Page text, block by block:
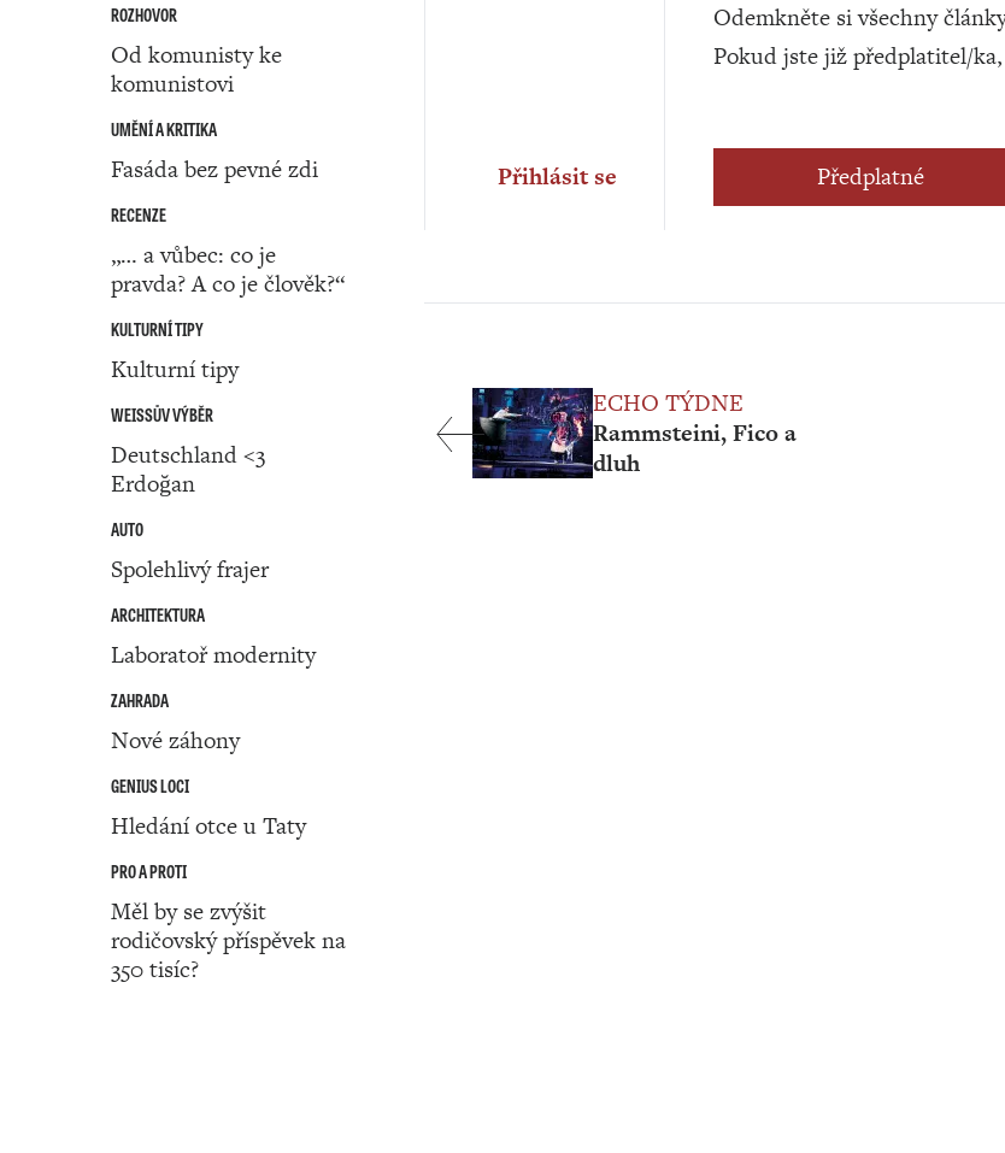
ROZHOVOR
Od komunisty ke
komunistovi
UMĚNÍ A KRITIKA
Fasáda bez pevné zdi
RECENZE
„… a vůbec: co je
pravda? A co je člověk?“
KULTURNÍ TIPY
Kulturní tipy
WEISSŮV VÝBĚR
Deutschland <3
Erdoğan
AUTO
Spolehlivý frajer
ARCHITEKTURA
Laboratoř modernity
ZAHRADA
Nové záhony
GENIUS LOCI
Hledání otce u Taty
PRO A PROTI
Měl by se zvýšit
rodičovský příspěvek na
350 tisíc?
Odemkněte si všechny
Pokud jste již předplatitel/
Předplatné
Přihlásit se
ECHO TÝDNE
Rammsteini, Fico a
dluh